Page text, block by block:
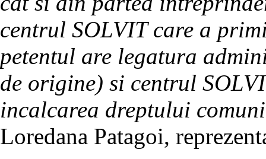
centrul SOLVIT care a
petentul are legatura
de origine) si centrul
incalcarea dreptului
Loredana Patagoi,